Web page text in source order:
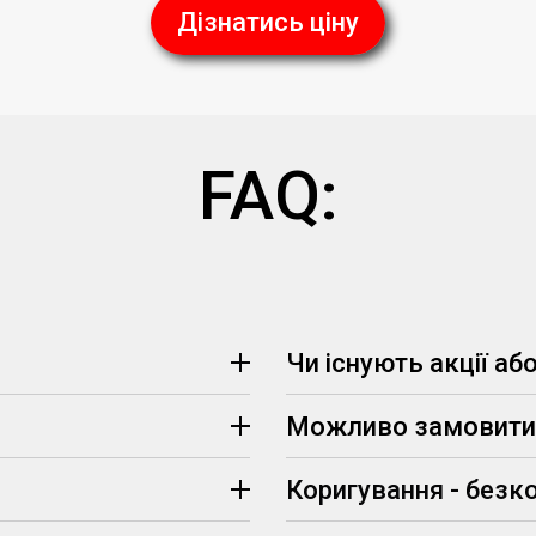
Дізнатись ціну
FAQ:
Чи існують акції
(визначаються
Можливо замовити
Коригування -